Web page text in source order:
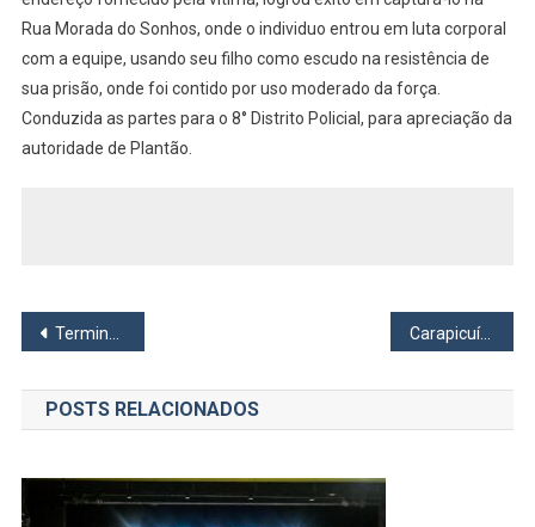
Rua Morada do Sonhos, onde o individuo entrou em luta corporal
com a equipe, usando seu filho como escudo na resistência de
sua prisão, onde foi contido por uso moderado da força.
Conduzida as partes para o 8° Distrito Policial, para apreciação da
autoridade de Plantão.
Navegação
de
Post
Terminal de Carapicuíba terá DJ’s animando a Vacinight nesta quinta e sexta Carapicuíba e Governo do Estado oferecem vagas para o programa Bolsa Trabalho
POSTS RELACIONADOS